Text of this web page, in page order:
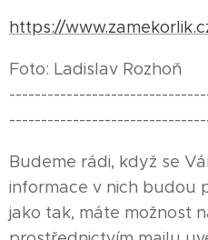
https://
Foto: Ladislav Rozhoň
Budeme rádi, když se
informace v nich budou
jako tak, máte možnost